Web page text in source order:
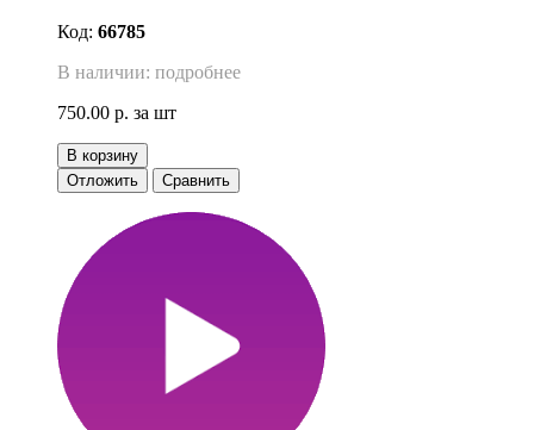
Код: 66785
В наличии: подробнее
750.00 р. за шт
В корзину
Отложить
Сравнить